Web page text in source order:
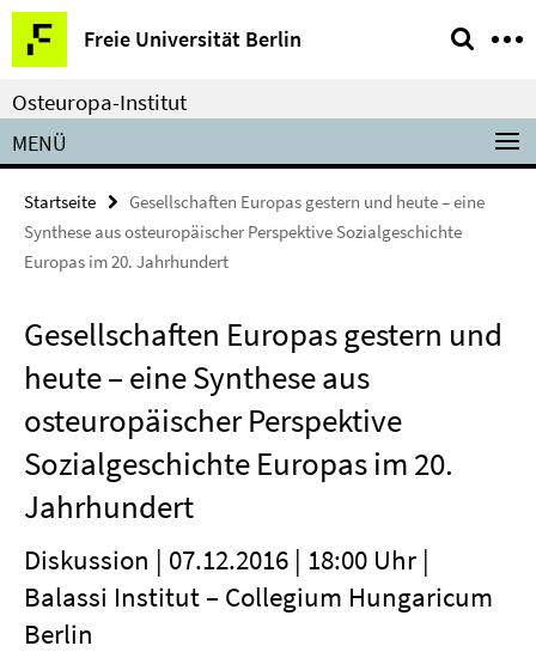
Springe
direkt
zu
Inhalt
Freie Universität Berlin
Service-
Navigation
Osteuropa-Institut
MENÜ
Startseite
Gesellschaften Europas gestern und heute – eine
Synthese aus osteuropäischer Perspektive Sozialgeschichte
Europas im 20. Jahrhundert
Gesellschaften Europas gestern und
heute – eine Synthese aus
osteuropäischer Perspektive
Sozialgeschichte Europas im 20.
Jahrhundert
Diskussion | 07.12.2016 | 18:00 Uhr |
Balassi Institut – Collegium Hungaricum
Berlin